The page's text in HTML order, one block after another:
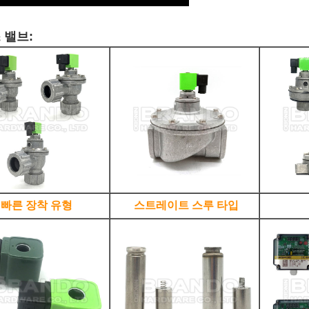
밸브:
빠른 장착 유형 스트레이트 스루 타입